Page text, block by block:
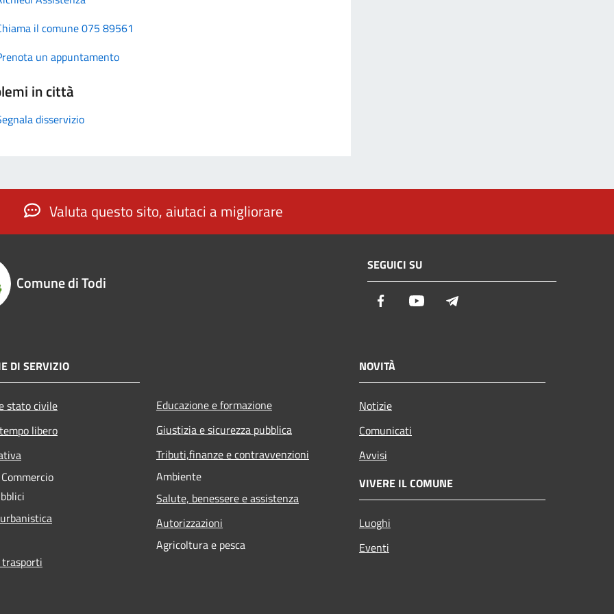
il comune 075 89561
un appuntamento
in città
disservizio
Valuta questo sito, aiutaci a migliorare
Comune di Todi
SEGUICI SU
Facebook Youtube
DI SERVIZIO
stato civile
libero
Educazione e formazione
Giustizia e sicurezza pubblica
Tributi,finanze e contravvenzioni
Ambiente
Salute, benessere e assistenza
Autorizzazioni
Agricoltura e pesca
NOVITÀ
Notizie
Comunicati
Avvisi
VIVERE IL COMUNE
Luoghi
Eventi